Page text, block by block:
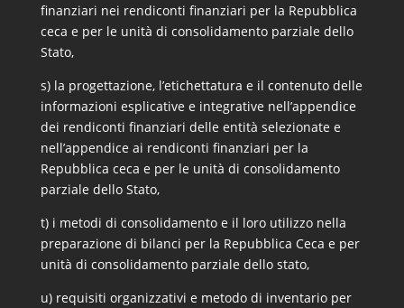
finanziari nei rendiconti finanziari per la Repubblica
ceca e per le unità di consolidamento parziale dello
Stato,
s) la progettazione, l’etichettatura e il contenuto delle
informazioni esplicative e integrative nell’appendice
dei rendiconti finanziari delle entità selezionate e
nell’appendice ai rendiconti finanziari per la
Repubblica ceca e per le unità di consolidamento
parziale dello Stato,
t) i metodi di consolidamento e il loro utilizzo nella
preparazione di bilanci per la Repubblica Ceca e per
unità di consolidamento parziale dello stato,
u) requisiti organizzativi e metodo di inventario per